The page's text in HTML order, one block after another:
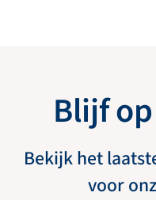
Blijf
Bekijk het
voor